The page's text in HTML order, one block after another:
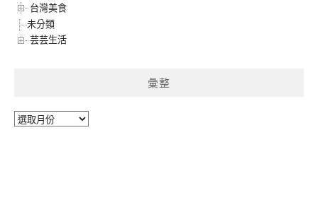
台灣美食
未分類
芸芸生活
彙整
彙